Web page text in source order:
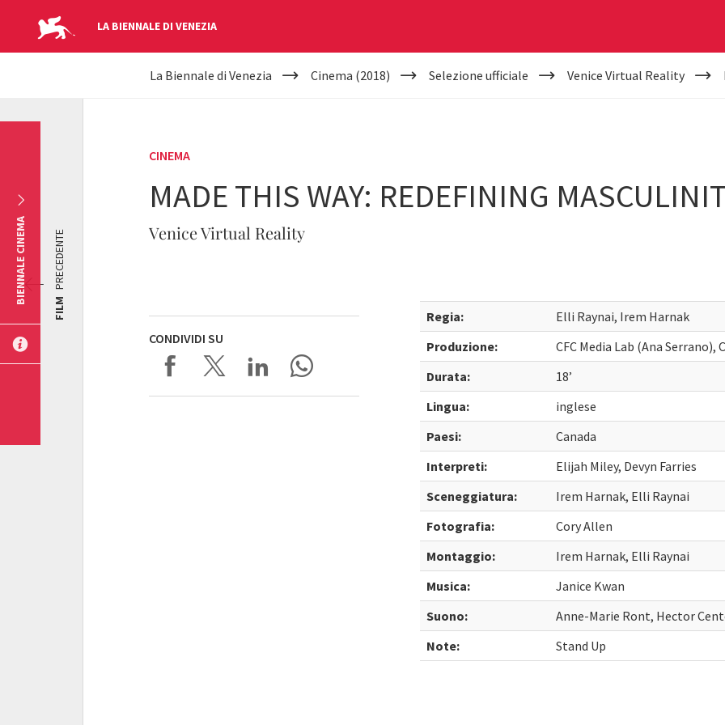
LA BIENNALE DI VENEZIA
YOUR
La Biennale di Venezia Cinema (2018) Selezione ufficiale Venice Virtual Reality
CINEMA
MADE THIS WAY: REDEFINING
Venice Virtual Reality
CONDIVIDI SU
Regia:
Elli Raynai, Irem Harnak
Produzione:
CFC Media Lab (Ana
Durata:
18’
Lingua:
inglese
Paesi:
Canada
Interpreti:
Elijah Miley, Devyn Farries
Sceneggiatura:
Irem Harnak, Elli Raynai
Fotografia:
Cory Allen
Montaggio:
Irem Harnak, Elli Raynai
Musica:
Janice Kwan
Suono:
Anne-Marie Ront, Hector
Note:
Stand Up
FILM
PRECEDENTE
BIENNALE CINEMA